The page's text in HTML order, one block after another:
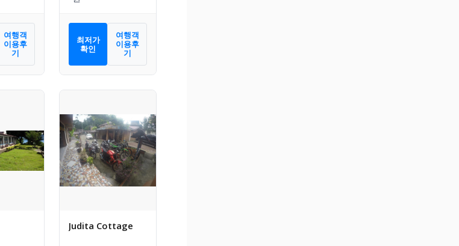
여행객
이용후
기
최저가
확인
여행객
이용후
기
Judita Cottage